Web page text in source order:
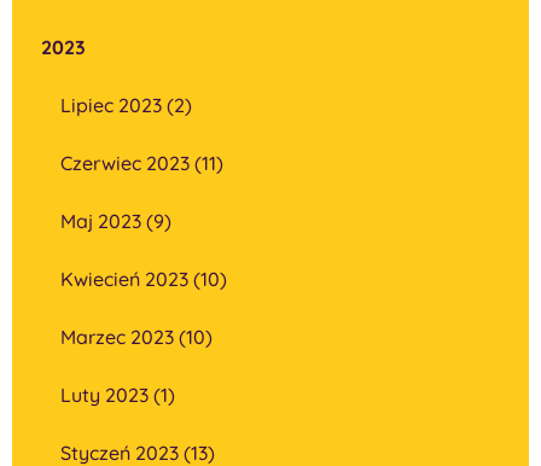
2023
Lipiec 2023 (2)
Czerwiec 2023 (11)
Maj 2023 (9)
Kwiecień 2023 (10)
Marzec 2023 (10)
Luty 2023 (1)
Styczeń 2023 (13)